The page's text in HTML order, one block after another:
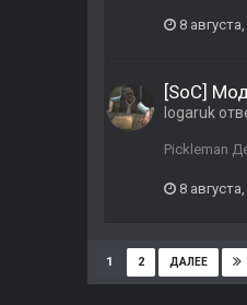
8
[SoC]
logaruk
Pickleman
8
1 2 ДАЛЕЕ